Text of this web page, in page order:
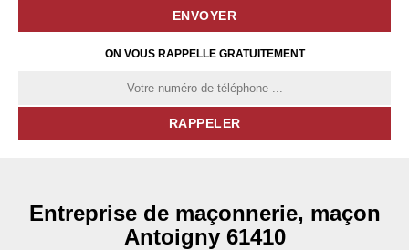
ON VOUS RAPPELLE GRATUITEMENT
Entreprise de maçonnerie, maçon
Antoigny 61410